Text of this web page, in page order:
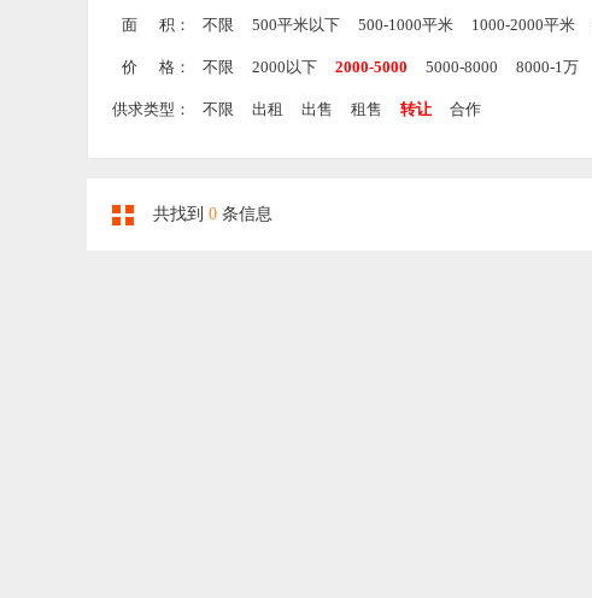
面 积： 不限 500平米以下 500-1000平米 1000-2000平米
价 格： 不限 2000以下 2000-5000 5000-8000 8000-1万
供求类型： 不限 出租 出售 租售 转让 合作
共找到 0 条信息